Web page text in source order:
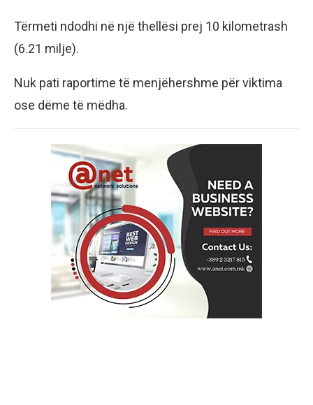
Tërmeti ndodhi në një thellësi prej 10 kilometrash
(6.21 milje).
Nuk pati raportime të menjëhershme për viktima
ose dëme të mëdha.